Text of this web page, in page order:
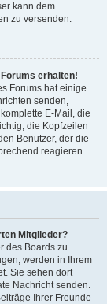
kann dem
zu versenden.
erhalten!
Forums hat einige
senden,
E-Mail, die
die Kopfzeilen
Benutzer, der die
reagieren.
Mitglieder?
des Boards zu
werden in Ihrem
Sie sehen dort
Nachricht senden.
Ihrer Freunde